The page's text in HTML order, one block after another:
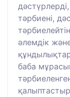
тәрбиені,
әлемдік
баба